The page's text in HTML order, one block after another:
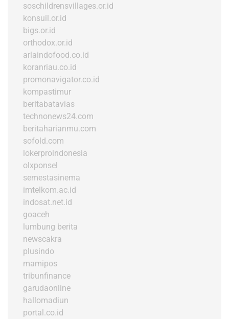
soschildrensvillages.or.id
konsuil.or.id
bigs.or.id
orthodox.or.id
arlaindofood.co.id
koranriau.co.id
promonavigator.co.id
kompastimur
beritabatavias
technonews24.com
beritaharianmu.com
sofold.com
lokerproindonesia
olxponsel
semestasinema
imtelkom.ac.id
indosat.net.id
goaceh
lumbung berita
newscakra
plusindo
mamipos
tribunfinance
garudaonline
hallomadiun
portal.co.id